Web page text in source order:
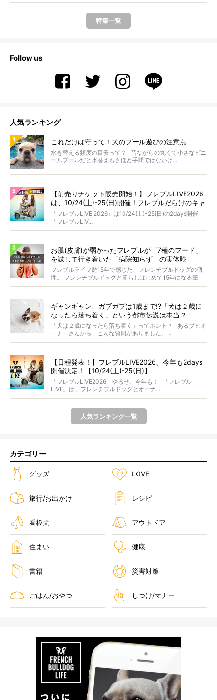
特集一覧
Follow us
人気ランキング
これだけは守って！犬のプール遊びの注意点
水を替える頻度の目安って？ 昔ながらの丸くて小さなビニ
ールプールだと水替えもさほど手間ではないけ...
【前売りチケット販売開始！】フレブルLIVE2026
は、10/24(土)-25(日)開催！フレブルだらけのキャ
ンプ・前夜祭・バスプランも新登場!?
「フレブルLIVE 2026」は10/24(土)-25(日)の2days開催！
「フレブルLIV...
お肌(皮膚)が弱かったフレブルが「7種のフード」
を試して行き着いた「病院知らず」の実体験
フレブルライフ歴15年で感じた、フレンチブルドッグの個
性。 フレンチブルドッグと暮らしはじめて15年になる筆
者...
ギャンギャン、ガブガブは1歳まで!?「犬は２歳に
なったら落ち着く」という都市伝説は本当？
「犬は２歳になったら落ち着く」ってホント？ あるブヒオ
ーナーさんから、こんな質問がありました。...
【日程発表！】フレブルLIVE2026、今年も2days
開催決定！【10/24(土)-25(日)】
「フレブルLIVE2026」やるぜ、今年も！ 「フレブル
LIVE」は、フレンチブルドッグとオーナ...
人気ランキング一覧
カテゴリー
グッズ LOVE
旅行/お出かけ レシピ
看板犬 アウトドア
住まい 健康
書籍 災害対策
ごはん/おやつ しつけ/マナー